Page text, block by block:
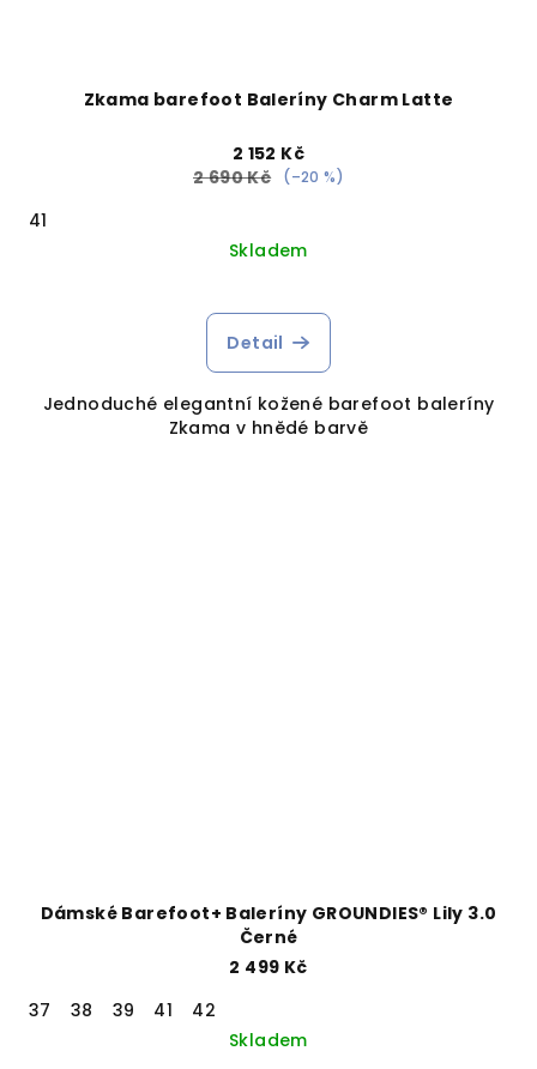
Zkama barefoot Baleríny Charm Latte
2 152 Kč
2 690 Kč
(–20 %)
41
Skladem
Detail
Jednoduché elegantní kožené barefoot baleríny
Zkama v hnědé barvě
Dámské Barefoot+ Baleríny GROUNDIES® Lily 3.0
Černé
2 499 Kč
37
38 39 41
42
Skladem